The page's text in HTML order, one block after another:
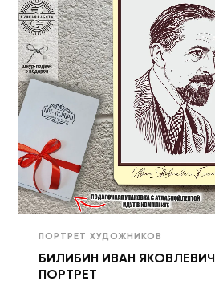
ПОРТРЕТ ХУДОЖНИКОВ
БИЛИБИН ИВАН ЯКОВЛЕВИЧ
ПОРТРЕТ